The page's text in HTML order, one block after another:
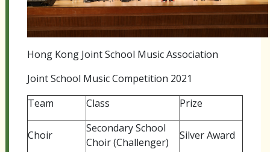
Hong Kong Joint School Music Association
Joint School Music Competition 2021
Team
Class Prize
Choir
Secondary School
Choir (Challenger)
Silver Award